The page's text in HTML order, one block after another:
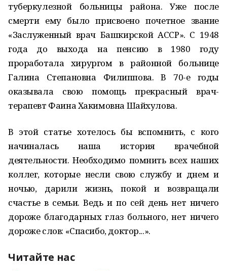
туберкулезной больницы района. Уже после
смерти ему было присвоено почетное звание
«Заслуженный врач Башкирской АССР». С 1948
года до выхода на пенсию в 1980 году
проработала хирургом в районной больнице
Галина Степановна Филиппова. В 70-е годы
оказывала свою помощь прекрасный врач-
терапевт Фаина Хакимовна Шайхулова.
В этой статье хотелось бы вспомнить, с кого
начиналась наша история врачебной
деятельности. Необходимо помнить всех наших
коллег, которые несли свою службу и днем и
ночью, дарили жизнь, покой и возвращали
счастье в семьи. Ведь и по сей день нет ничего
дороже благодарных глаз больного, нет ничего
дороже слов: «Спасибо, доктор...».
Читайте нас